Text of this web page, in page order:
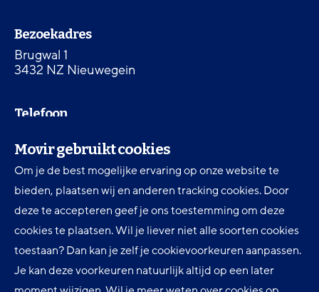
Movir gebruikt cookies
Om je de best mogelijke ervaring op onze website te
bieden, plaatsen wij en anderen tracking cookies. Door
deze te accepteren geef je ons toestemming om deze
cookies te plaatsen. Wil je liever niet alle soorten cookies
toestaan? Dan kan je zelf je cookievoorkeuren aanpassen.
Je kan deze voorkeuren natuurlijk altijd op een later
Bezoekadres
Brugwal 1
3432 NZ Nieuwegein
Telefoon
Digitale toegankelijkheid
Movir Momentum AOV
Ervaringen en inspiratie
Klantenservice